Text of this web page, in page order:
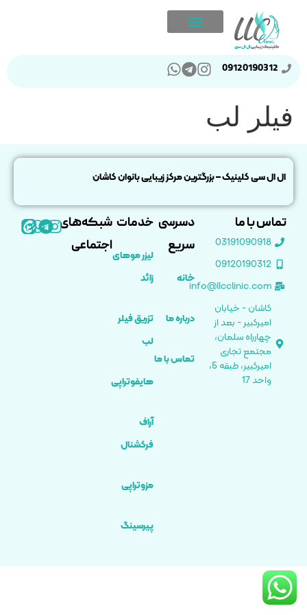
09120190312
فیلر لب
ال ال سی کلینیک – بزرگترین مرکز زیبایی بانوان کاشان
دسرسی
سریع
خانه
درباره ما
تماس با ما
خدمات
لیزر موهای
زائد
تزریق فیلر
لب
هایفوتراپی
آراف
فرکشنال
مزوتراپی
پیرسینگ
شبکه‌های
اجتماعی
تماس با ما
03191090918
09120190312
info@llcclinic.com
کاشان - خیابان
امیرکبیر - بعد از
چهارراه سلمان،
مجتمع تجاری
امیرکبیر، طبقه 5،
واحد 17